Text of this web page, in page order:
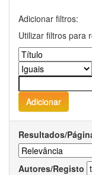
Adicionar filtros:
Utilizar filtros para
Resultados/
Autores/Registo